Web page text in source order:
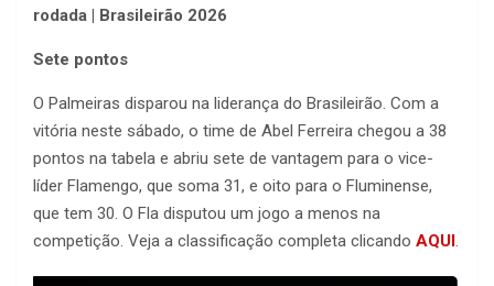
rodada | Brasileirão 2026
Sete pontos
O Palmeiras disparou na liderança do Brasileirão. Com a
vitória neste sábado, o time de Abel Ferreira chegou a 38
pontos na tabela e abriu sete de vantagem para o vice-
líder Flamengo, que soma 31, e oito para o Fluminense,
que tem 30. O Fla disputou um jogo a menos na
competição. Veja a classificação completa clicando AQUI.